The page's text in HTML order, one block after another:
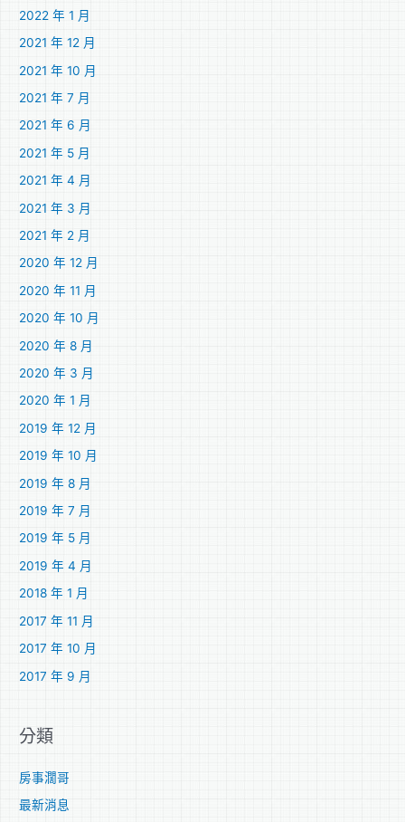
2022 年 1 月
2021 年 12 月
2021 年 10 月
2021 年 7 月
2021 年 6 月
2021 年 5 月
2021 年 4 月
2021 年 3 月
2021 年 2 月
2020 年 12 月
2020 年 11 月
2020 年 10 月
2020 年 8 月
2020 年 3 月
2020 年 1 月
2019 年 12 月
2019 年 10 月
2019 年 8 月
2019 年 7 月
2019 年 5 月
2019 年 4 月
2018 年 1 月
2017 年 11 月
2017 年 10 月
2017 年 9 月
分類
房事濶哥
最新消息